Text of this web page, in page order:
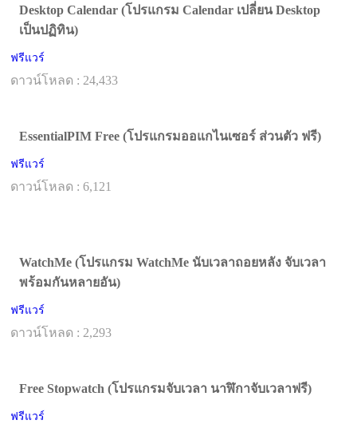
Desktop Calendar (โปรแกรม Calendar เปลี่ยน Desktop
เป็นปฏิทิน)
ฟรีแวร์
ดาวน์โหลด : 24,433
EssentialPIM Free (โปรแกรมออแกไนเซอร์ ส่วนตัว ฟรี)
ฟรีแวร์
ดาวน์โหลด : 6,121
WatchMe (โปรแกรม WatchMe นับเวลาถอยหลัง จับเวลา
พร้อมกันหลายอัน)
ฟรีแวร์
ดาวน์โหลด : 2,293
Free Stopwatch (โปรแกรมจับเวลา นาฬิกาจับเวลาฟรี)
ฟรีแวร์